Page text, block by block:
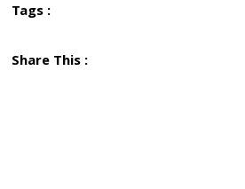
Tags :
Share This :